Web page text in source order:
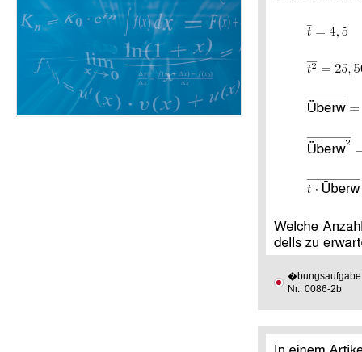
�bungsaufgabe
Nr.: 0086-2b